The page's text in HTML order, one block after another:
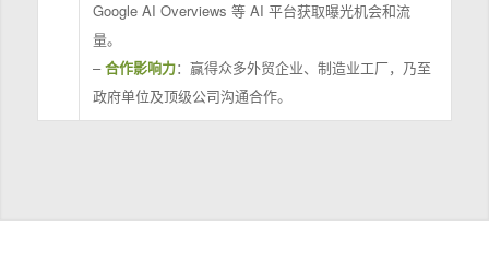
Google AI Overviews 等 AI 平台获取曝光机会和流
量。
–合作影响力：赢得众多外贸企业、制造业工厂，乃至
政府单位及顶级公司沟通合作。